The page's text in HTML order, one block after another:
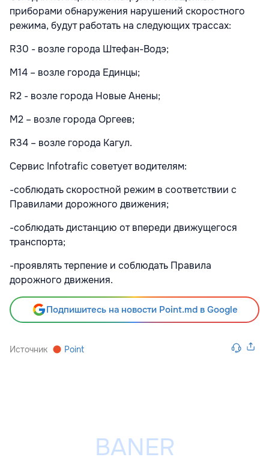
приборами обнаружения нарушений скоростного
режима, будут работать на следующих трассах:
R30 - возле города Штефан-Водэ;
M14 – возле города Единцы;
R2 - возле города Новые Анены;
M2 – возле города Оргеев;
R34 – возле города Кагул.
Сервис Infotrafic советует водителям:
-соблюдать скоростной режим в соответствии с
Правилами дорожного движения;
-соблюдать дистанцию от впереди движущегося
транспорта;
-проявлять терпение и соблюдать Правила
дорожного движения.
Подпишитесь на новости Point.md в Google
Источник Point